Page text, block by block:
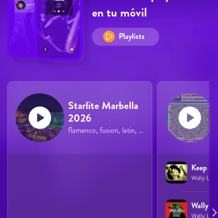
en tu móvil
Playlists
Starlite Marbella
2026
flamenco, fusion, latin, pop, rock
Wally
Wally